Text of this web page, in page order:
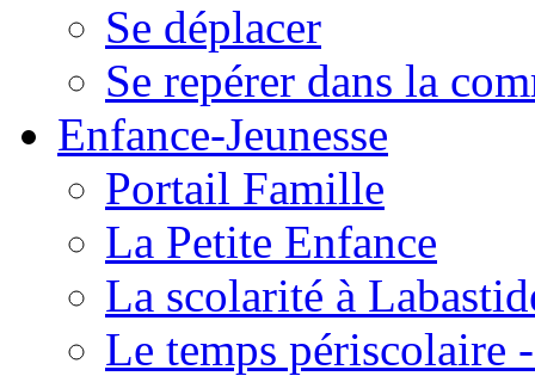
Se déplacer
Se repérer dans la
Enfance-Jeunesse
Portail Famille
La Petite Enfance
La scolarité à
Le temps périscolaire